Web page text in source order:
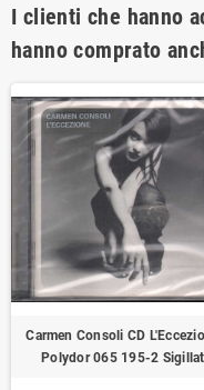
I clienti che hanno
hanno comprato
Carmen Consoli ‎CD
Polydor ‎065 195-2